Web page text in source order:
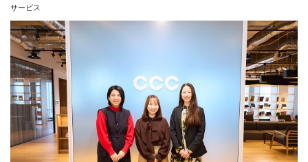
サービス